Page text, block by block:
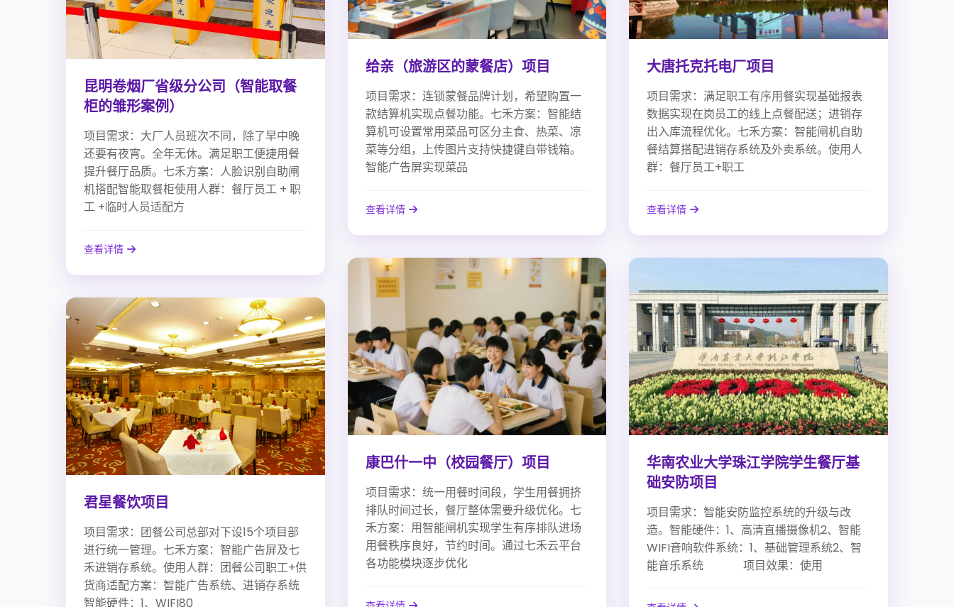
昆明卷烟厂省级分公司（智能取餐
柜的雏形案例）
项目需求：大厂人员班次不同，除了早中晚
还要有夜宵。全年无休。满足职工便捷用餐
提升餐厅品质。七禾方案：人脸识别自助闸
机搭配智能取餐柜使用人群：餐厅员工 + 职
工 +临时人员适配方
查看详情
君星餐饮项目
项目需求：团餐公司总部对下设15个项目部
进行统一管理。七禾方案：智能广告屏及七
禾进销存系统。使用人群：团餐公司职工+供
货商适配方案：智能广告系统、进销存系统
智能硬件：1、WIFI80
给亲（旅游区的蒙餐店）项目
项目需求：连锁蒙餐品牌计划，希望购置一
款结算机实现点餐功能。七禾方案：智能结
算机可设置常用菜品可区分主食、热菜、凉
菜等分组，上传图片支持快捷键自带钱箱。
智能广告屏实现菜品
查看详情
康巴什一中（校园餐厅）项目
项目需求：统一用餐时间段，学生用餐拥挤
排队时间过长，餐厅整体需要升级优化。七
禾方案：用智能闸机实现学生有序排队进场
用餐秩序良好，节约时间。通过七禾云平台
各功能模块逐步优化
大唐托克托电厂项目
项目需求：满足职工有序用餐实现基础报表
数据实现在岗员工的线上点餐配送；进销存
出入库流程优化。七禾方案：智能闸机自助
餐结算搭配进销存系统及外卖系统。使用人
群：餐厅员工+职工
查看详情
华南农业大学珠江学院学生餐厅基
础安防项目
项目需求：智能安防监控系统的升级与改
造。智能硬件：1、高清直播摄像机2、智能
WIFI音响软件系统：1、基础管理系统2、智
能音乐系统 项目效果：使用